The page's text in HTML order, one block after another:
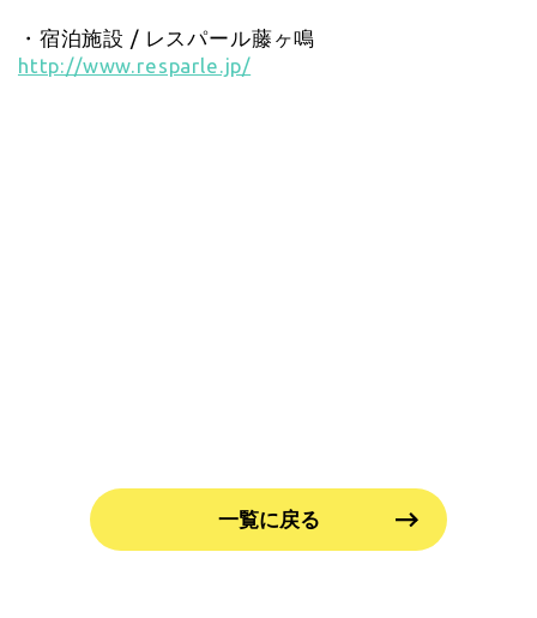
・宿泊施設 / レスパール藤ヶ鳴
http://www.resparle.jp/
一覧に戻る